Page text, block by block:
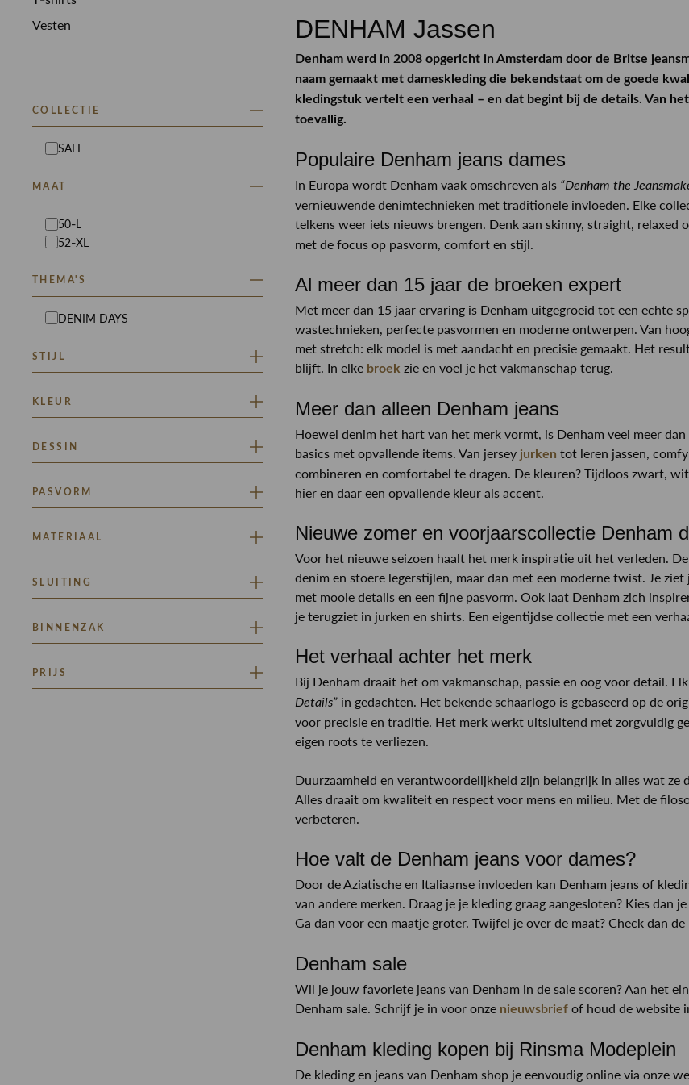
Vesten
COLLECTIE
SALE
MAAT
50-L
52-XL
THEMA'S
DENIM DAYS
STIJL
RINSMA DENIM
KLEUR
BLAUW
DESSIN
EFFEN
PASVORM
REGULAR FIT
MATERIAAL
NON STRETCH
SLUITING
KNOOP SLUITING
BINNENZAK
JA
PRIJS
DENHAM Jassen
Denham werd in 2008 opgericht in Amsterdam door de Britse
naam gemaakt met dameskleding die bekendstaat om de goede
kledingstuk vertelt een verhaal – en dat begint bij de details. Van
toevallig.
Populaire Denham jeans dames
In Europa wordt Denham vaak omschreven als “Denham the
vernieuwende denimtechnieken met traditionele invloeden. Elke
telkens weer iets nieuws brengen. Denk aan skinny, straight, relaxed
met de focus op pasvorm, comfort en stijl.
Al meer dan 15 jaar de broeken expert
Met meer dan 15 jaar ervaring is Denham uitgegroeid tot een echte
wastechnieken, perfecte pasvormen en moderne ontwerpen. Van
met stretch: elk model is met aandacht en precisie gemaakt. Het
blijft. In elke broek zie en voel je het vakmanschap terug.
Meer dan alleen Denham jeans
Hoewel denim het hart van het merk vormt, is Denham veel meer
basics met opvallende items. Van jersey jurken tot leren jassen,
combineren en comfortabel te dragen. De kleuren? Tijdloos zwart,
hier en daar een opvallende kleur als accent.
Nieuwe zomer en voorjaarscollectie Denham
Voor het nieuwe seizoen haalt het merk inspiratie uit het verleden.
denim en stoere legerstijlen, maar dan met een moderne twist. Je
met mooie details en een fijne pasvorm. Ook laat Denham zich
je terugziet in jurken en shirts. Een eigentijdse collectie met een
Het verhaal achter het merk
Bij Denham draait het om vakmanschap, passie en oog voor detail.
Details” in gedachten. Het bekende schaarlogo is gebaseerd op de
voor precisie en traditie. Het merk werkt uitsluitend met zorgvuldig
eigen roots te verliezen.
Duurzaamheid en verantwoordelijkheid zijn belangrijk in alles wat
Alles draait om kwaliteit en respect voor mens en milieu. Met de
verbeteren.
Hoe valt de Denham jeans voor dames?
Door de Aziatische en Italiaanse invloeden kan Denham jeans of
van andere merken. Draag je je kleding graag aangesloten? Kies dan
Ga dan voor een maatje groter. Twijfel je over de maat? Check dan
Denham sale
Wil je jouw favoriete jeans van Denham in de sale scoren? Aan het
Denham sale. Schrijf je in voor onze nieuwsbrief of houd de website
Denham kleding kopen bij Rinsma Modeplein
De kleding en jeans van Denham shop je eenvoudig online via onze